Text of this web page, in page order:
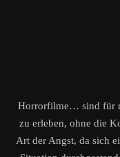
Horrorfilme… sind für
zu erleben, ohne die
Art der Angst, da sich